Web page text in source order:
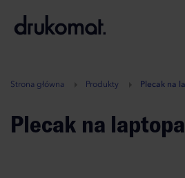
A
Strona główna Produkty Plecak na
Plecak na